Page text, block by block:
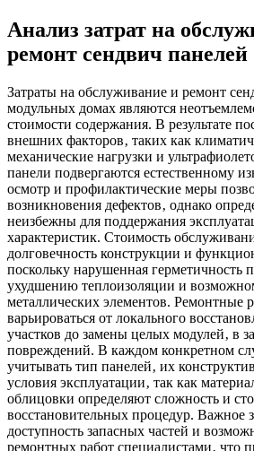
Анализ затрат на
ремонт сендвич панелей
Затраты на обслуживание и ремонт
модульных домах являются
стоимости содержания. В результате
внешних факторов‚ таких как
механические нагрузки и
панели подвергаются естественному
осмотр и профилактические меры
возникновения дефектов‚ однако
неизбежны для поддержания
характеристик. Стоимость
долговечность конструкции и
поскольку нарушенная герметичность
ухудшению теплоизоляции и
металлических элементов. Ремонтные
варьироваться от локального
участков до замены целых модулей‚ в
повреждений. В каждом конкретном
учитывать тип панелей‚ их
условия эксплуатации‚ так как
облицовки определяют сложность и
восстановительных процедур. Важное
доступность запасных частей и
ремонтных работ специалистами‚ что